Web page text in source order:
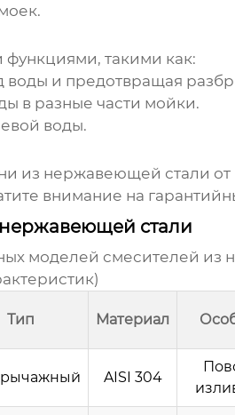
такими как:
воды и предотвращая
в разные части мойки.
воды.
из нержавеющей стали
внимание на
стали
моделей смесителей
Тип Материал
AISI 304